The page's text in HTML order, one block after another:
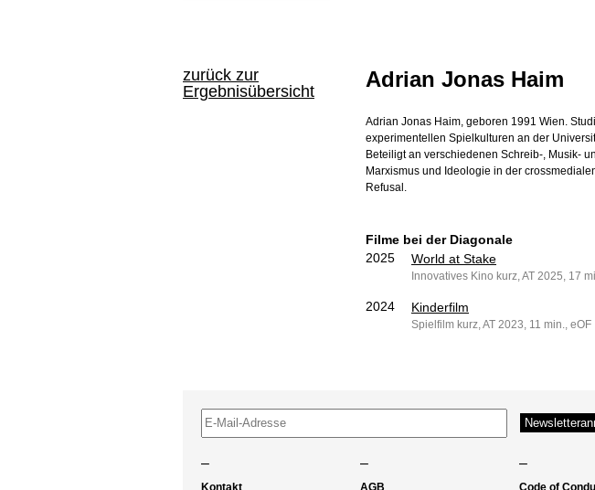
zurück zur
Ergebnisübersicht
Adrian Jonas Haim
Adrian Jonas Haim, geboren 1991 Wien.
experimentellen Spielkulturen an der
Beteiligt an verschiedenen Schreib-, Musik-
Marxismus und Ideologie in der
Refusal.
Filme bei der Diagonale
2025
World at Stake
Innovatives Kino kurz, AT 2025, 17
2024 Kinderfilm
Spielfilm kurz, AT 2023, 11 min., eOF
– – –
Kontakt AGB Code of